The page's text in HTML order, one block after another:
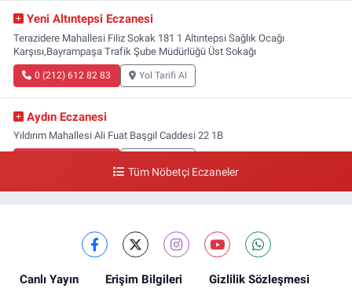
Yeni Altıntepsi Eczanesi
Terazidere Mahallesi Filiz Sokak 181 1 Altıntepsi Sağlık Ocağı
Karşısı,Bayrampaşa Trafik Şube Müdürlüğü Üst Sokağı
0 (212) 612 82 83 Yol Tarifi Al
Aydın Eczanesi
Yıldırım Mahallesi Ali Fuat Başgil Caddesi 22 1B
Tüm Nöbetçi Eczaneler
Canlı Yayın Erişim Bilgileri
Gizlilik Sözleşmesi